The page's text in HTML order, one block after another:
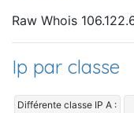
Raw Whois
Ip par classe
Différente classe IP A :